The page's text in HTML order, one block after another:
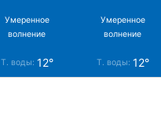
Умеренное
волнение
Умеренное
волнение
Т. воды: 12° Т. воды: 12°